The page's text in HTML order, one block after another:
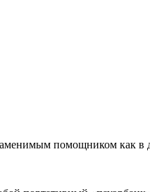
помощником как в